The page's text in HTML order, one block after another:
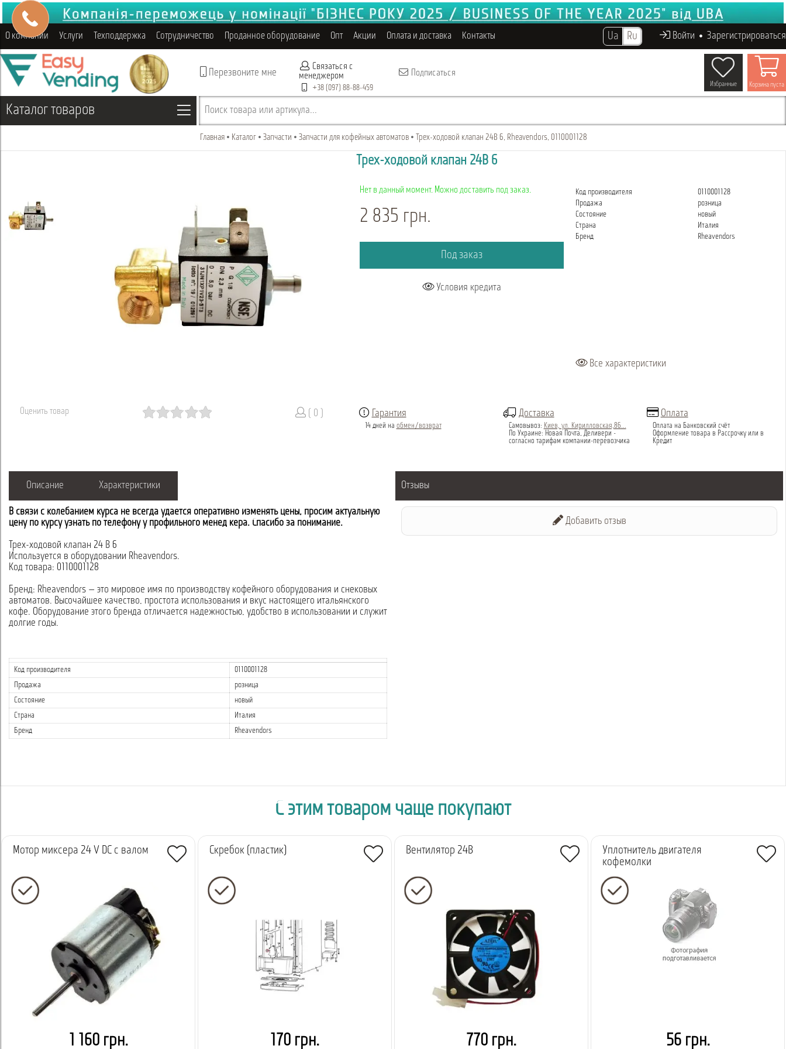
Войти Зарегистрироваться
Ua Ru
О компании Услуги Техподдержка Сотрудничество Проданное оборудование Опт Акции Оплата и доставка Контакты
Перезвоните мне
Связаться с
менеджером
+38 (097) 88-88-459
Подписаться
Корзина пуста
Избранные
Каталог товаров Поиск товара или артикула...
Главная Каталог Запчасти Запчасти для кофейных автоматов Трех-ходовой клапан 24В 6, Rheavendors, 0110001128
Трех-ходовой клапан 24В 6
Нет в данный момент. Можно доставить под заказ.
2 835 грн.
Под заказ
Условия кредита
Код производителя
0110001128
Продажа
розница
Состояние
новый
Страна
Италия
Бренд
Rheavendors
Все характеристики
Оценить товар ( 0 ) Гарантия
14 дней на обмен/возврат
Доставка
Самовывоз: Киев, ул. Кирилловская,86...
По Украине: Новая Почта, Деливери -
согласно тарифам компании-перевозчика
Оплата
Оплата на Банковский счёт
Оформление товара в Рассрочку или в
Кредит
Описание Характеристики
В связи с колебанием курса не всегда удается оперативно изменять цены, просим актуальную
цену по курсу узнать по телефону у профильного менеджера. Спасибо за понимание.
Трех-ходовой клапан 24 В 6
Используется в оборудовании Rheavendors.
Код товара: 0110001128
Бренд: Rheavendors — это мировое имя по производству кофейного оборудования и снековых
автоматов. Высочайшее качество, простота использования и вкус настоящего итальянского
кофе. Оборудование этого бренда отличается надежностью, удобство в использовании и служит
долгие годы.
Код производителя
0110001128
Продажа
розница
Состояние
новый
Страна
Италия
Бренд
Rheavendors
Отзывы
Добавить отзыв
С этим товаром чаще покупают
Мотор миксера 24 V DC с валом
1 160 грн.
Скребок (пластик)
170 грн.
Вентилятор 24В
770 грн.
Уплотнитель двигателя
кофемолки
56 грн.